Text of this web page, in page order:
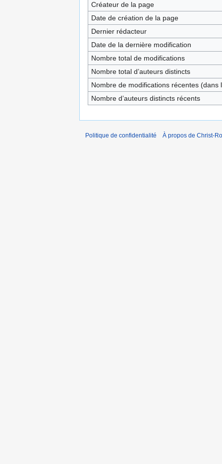
Créateur de la page
Date de création de la page
Dernier rédacteur
Date de la dernière modification
Nombre total de modifications
Nombre total d’auteurs distincts
Nombre de modifications récentes (dans
Nombre d’auteurs distincts récents
Politique de confidentialité À propos de Christ-